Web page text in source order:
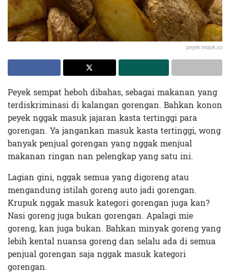
peyek mojok.co
Peyek sempat heboh dibahas, sebagai makanan yang
terdiskriminasi di kalangan gorengan. Bahkan konon
peyek nggak masuk jajaran kasta tertinggi para
gorengan. Ya jangankan masuk kasta tertinggi, wong
banyak penjual gorengan yang nggak menjual
makanan ringan nan pelengkap yang satu ini.
Lagian gini, nggak semua yang digoreng atau
mengandung istilah goreng auto jadi gorengan.
Krupuk nggak masuk kategori gorengan juga kan?
Nasi goreng juga bukan gorengan. Apalagi mie
goreng, kan juga bukan. Bahkan minyak goreng yang
lebih kental nuansa goreng dan selalu ada di semua
penjual gorengan saja nggak masuk kategori
gorengan.